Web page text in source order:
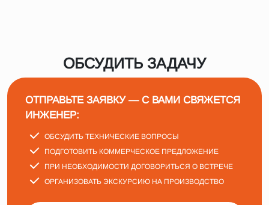
ОБСУДИТЬ ЗАДАЧУ
ОТПРАВЬТЕ ЗАЯВКУ — С ВАМИ СВЯЖЕТСЯ
ИНЖЕНЕР:
ОБСУДИТЬ ТЕХНИЧЕСКИЕ ВОПРОСЫ
ПОДГОТОВИТЬ КОММЕРЧЕСКОЕ ПРЕДЛОЖЕНИЕ
ПРИ НЕОБХОДИМОСТИ ДОГОВОРИТЬСЯ О ВСТРЕЧЕ
ОРГАНИЗОВАТЬ ЭКСКУРСИЮ НА ПРОИЗВОДСТВО